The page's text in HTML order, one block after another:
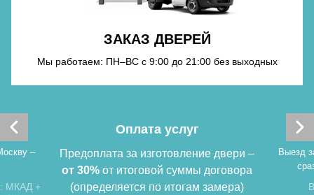
ЗАКАЗ ДВЕРЕЙ
Мы работаем: ПН–ВС с 9:00 до 21:00 без выходных
–
МКАД +
Оплата услуг
Предоплата за изготовление двери –
от 30% от итоговой суммы договора
(определяется по итогам замера)
Выезд